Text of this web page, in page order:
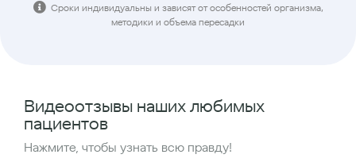
Сроки индивидуальны и зависят от особенностей организма,
методики и объема пересадки
Видеоотзывы наших любимых
пациентов
Нажмите, чтобы узнать всю правду!